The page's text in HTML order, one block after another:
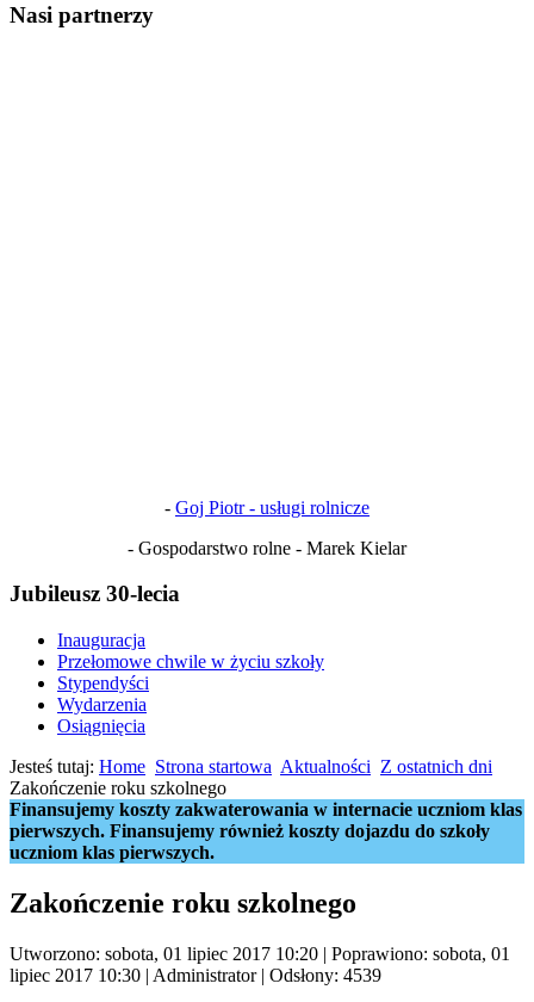
Nasi partnerzy
- Goj Piotr - usługi rolnicze
- Gospodarstwo rolne - Marek Kielar
Jubileusz 30-lecia
Inauguracja
Przełomowe chwile w życiu szkoły
Stypendyści
Wydarzenia
Osiągnięcia
Jesteś tutaj: Home Strona startowa Aktualności Z ostatnich dni
Zakończenie roku szkolnego
Finansujemy koszty zakwaterowania w internacie uczniom klas
pierwszych. Finansujemy również koszty dojazdu do szkoły
uczniom klas pierwszych.
Zakończenie roku szkolnego
Utworzono: sobota, 01 lipiec 2017 10:20 | Poprawiono: sobota, 01
lipiec 2017 10:30 | Administrator| Odsłony: 4539